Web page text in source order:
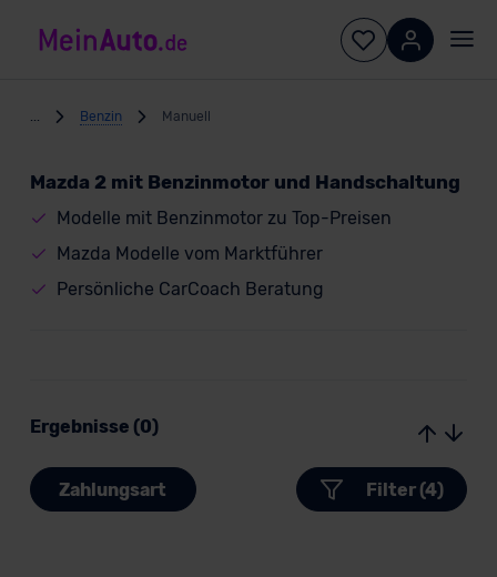
Benzin Manuell
Mazda 2 mit Benzinmotor und Handschaltung
Modelle mit Benzinmotor zu Top-Preisen
Mazda Modelle vom Marktführer
Persönliche CarCoach Beratung
Ergebnisse (0)
Zahlungsart Filter (4)